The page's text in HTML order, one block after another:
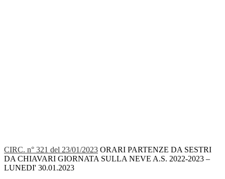
CIRC. n° 321 del 23/01/2023 ORARI PARTENZE DA SESTRI
DA CHIAVARI GIORNATA SULLA NEVE A.S. 2022-2023 –
LUNEDI' 30.01.2023